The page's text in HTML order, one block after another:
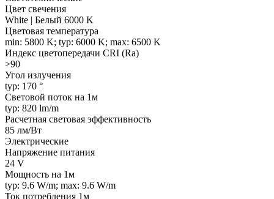
Цвет свечения
White | Белый 6000 K
Цветовая температура
min: 5800 K; typ: 6000 K; max: 6500 K
Индекс цветопередачи CRI (Ra)
>90
Угол излучения
typ: 170 °
Световой поток на 1м
typ: 820 lm/m
Расчетная световая эффективность
85 лм/Вт
Электрические
Напряжение питания
24 V
Мощность на 1м
typ: 9.6 W/m; max: 9.6 W/m
Ток потребления 1м